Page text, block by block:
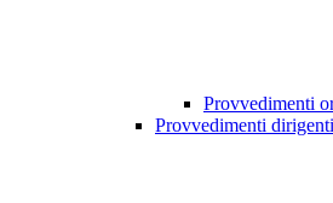
Provvedimenti
Provvedimenti